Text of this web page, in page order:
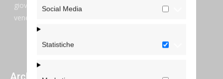
Social Media
Statistiche
giovedi:
7:45–13:45
venerdi: